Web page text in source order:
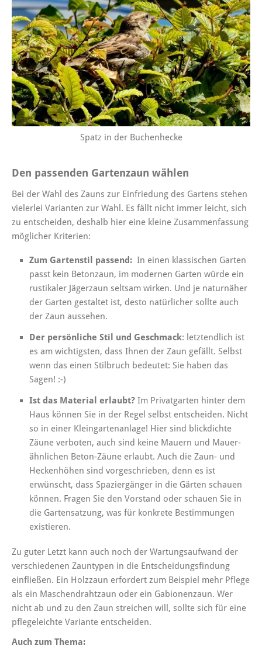
Spatz in der Buchenhecke
Den passenden Gartenzaun wählen
Bei der Wahl des Zauns zur Einfriedung des Gartens stehen
vielerlei Varianten zur Wahl. Es fällt nicht immer leicht, sich
zu entscheiden, deshalb hier eine kleine Zusammenfassung
möglicher Kriterien:
Zum Gartenstil passend: In einen klassischen Garten
passt kein Betonzaun, im modernen Garten würde ein
rustikaler Jägerzaun seltsam wirken. Und je naturnäher
der Garten gestaltet ist, desto natürlicher sollte auch
der Zaun aussehen.
Der persönliche Stil und Geschmack: letztendlich ist
es am wichtigsten, dass Ihnen der Zaun gefällt. Selbst
wenn das einen Stilbruch bedeutet: Sie haben das
Sagen! :-)
Ist das Material erlaubt? Im Privatgarten hinter dem
Haus können Sie in der Regel selbst entscheiden. Nicht
so in einer Kleingartenanlage! Hier sind blickdichte
Zäune verboten, auch sind keine Mauern und Mauer-
ähnlichen Beton-Zäune erlaubt. Auch die Zaun- und
Heckenhöhen sind vorgeschrieben, denn es ist
erwünscht, dass Spaziergänger in die Gärten schauen
können. Fragen Sie den Vorstand oder schauen Sie in
die Gartensatzung, was für konkrete Bestimmungen
existieren.
Zu guter Letzt kann auch noch der Wartungsaufwand der
verschiedenen Zauntypen in die Entscheidungsfindung
einfließen. Ein Holzzaun erfordert zum Beispiel mehr Pflege
als ein Maschendrahtzaun oder ein Gabionenzaun. Wer
nicht ab und zu den Zaun streichen will, sollte sich für eine
pflegeleichte Variante entscheiden.
Auch zum Thema: